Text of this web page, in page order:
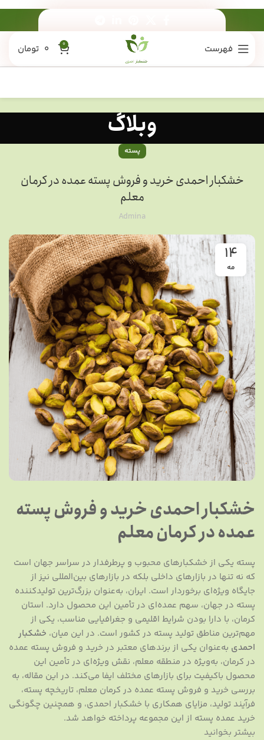
فهرست 0
0 تومان
وبلاگ
پسته
خشکبار احمدی خرید و فروش پسته عمده در کرمان
معلم
Admina
14
مه
خشکبار احمدی خرید و فروش پسته
عمده در کرمان معلم
پسته یکی از خشکبارهای محبوب و پرطرفدار در سراسر جهان است
که نه تنها در بازارهای داخلی بلکه در بازارهای بین‌المللی نیز از
جایگاه ویژه‌ای برخوردار است. ایران، به‌عنوان بزرگ‌ترین تولیدکننده
پسته در جهان، سهم عمده‌ای در تأمین این محصول دارد. استان
کرمان، با دارا بودن شرایط اقلیمی و جغرافیایی مناسب، یکی از
مهم‌ترین مناطق تولید پسته در کشور است. در این میان، خشکبار
احمدی به‌عنوان یکی از برندهای معتبر در خرید و فروش پسته عمده
در کرمان، به‌ویژه در منطقه معلم، نقش ویژه‌ای در تأمین این
محصول باکیفیت برای بازارهای مختلف ایفا می‌کند. در این مقاله، به
بررسی خرید و فروش پسته عمده در کرمان معلم، تاریخچه پسته،
فرآیند تولید، مزایای همکاری با خشکبار احمدی، و همچنین چگونگی
خرید عمده پسته از این مجموعه پرداخته خواهد شد.
بیشتر بخوانید